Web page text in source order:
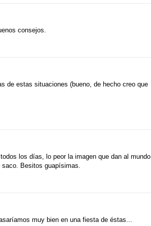
consejos.
de estas situaciones (bueno, de hecho creo que
los días, lo peor la imagen que dan al mundo
saco. Besitos guapísimas.
muy bien en una fiesta de éstas...